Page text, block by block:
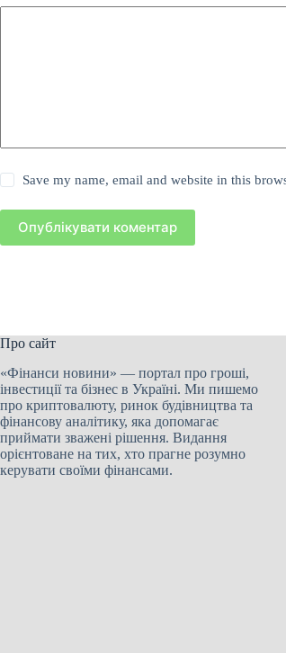
Save my name, email and website in this
Опублікувати коментар
Про сайт
«Фінанси новини» — портал про гроші,
інвестиції та бізнес в Україні. Ми пишемо
про криптовалюту, ринок будівництва та
фінансову аналітику, яка допомагає
приймати зважені рішення. Видання
орієнтоване на тих, хто прагне розумно
керувати своїми фінансами.